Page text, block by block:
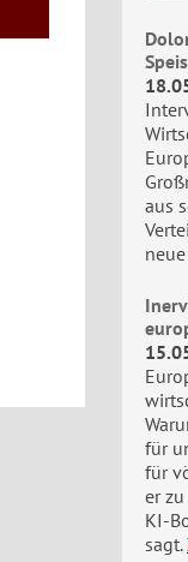
aus
für
für
er
KI-
sagt.